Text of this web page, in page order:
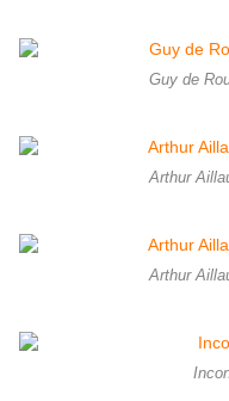
Guy de
Arthur
Arthur